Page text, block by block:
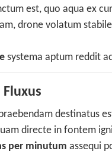
est, quo aqua ex
drone volatum
systema aptum reddit
destinatus
directe in fontem
per minutum assequi